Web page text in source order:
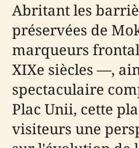
Abritant les
préservées de
marqueurs
XIXe siècles —,
spectaculaire
Plac Unii, cette
visiteurs une